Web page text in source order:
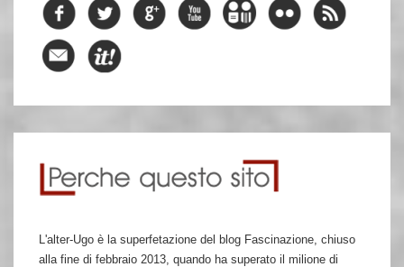
L'alter-Ugo è la superfetazione del blog Fascinazione, chiuso
alla fine di febbraio 2013, quando ha superato il milione di